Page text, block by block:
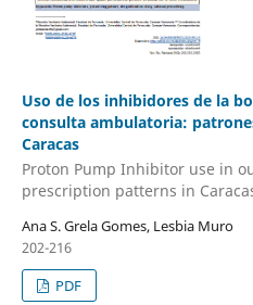
Uso de los inhibidores de la
consulta ambulatoria:
Caracas
Proton Pump Inhibitor use in
prescription patterns in
Ana S. Grela Gomes, Lesbia Muro
202-216
PDF